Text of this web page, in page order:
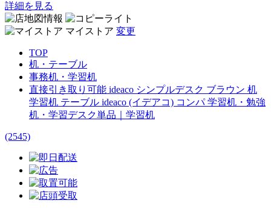
詳細を見る
マイストア 変更
TOP
机・テーブル
事務机・学習机
直接引き取り可能 ideaco シンプルデスク ブラウン 机
学習机 テーブル ideaco (イデアコ) コンパ 学習机・勉強
机・学習デスク単品｜学習机
(2545)